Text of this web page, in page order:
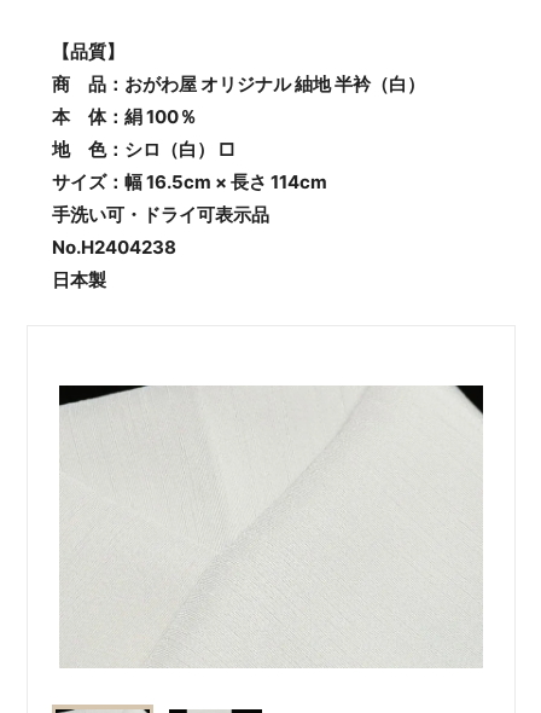
【品質】
商 品：おがわ屋 オリジナル 紬地 半衿（白）
本 体：絹 100％
地 色：シロ（白） □
サイズ：幅 16.5cm × 長さ 114cm
手洗い可・ドライ可表示品
No.H2404238
日本製